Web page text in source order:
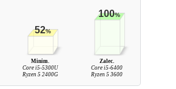
52%
100%
Minim.
Core i5-5300U
Ryzen 5 2400G
Zalec.
Core i5-6400
Ryzen 5 3600